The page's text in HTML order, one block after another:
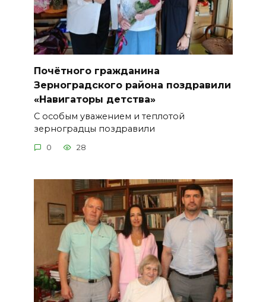
Почётного гражданина
Зерноградского района поздравили
«Навигаторы детства»
С особым уважением и теплотой
зерноградцы поздравили
0 28